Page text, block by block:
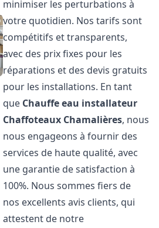
minimiser les perturbations à
votre quotidien. Nos tarifs sont
compétitifs et transparents,
avec des prix fixes pour les
réparations et des devis gratuits
pour les installations. En tant
que Chauffe eau installateur
Chaffoteaux Chamalières, nous
nous engageons à fournir des
services de haute qualité, avec
une garantie de satisfaction à
100%. Nous sommes fiers de
nos excellents avis clients, qui
attestent de notre